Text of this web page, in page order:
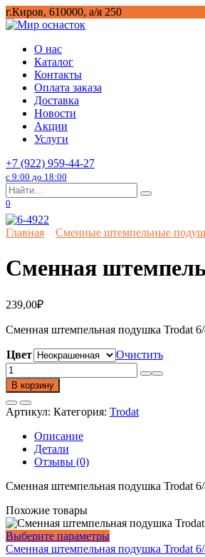
Перейти
к
г.Киров, 610000, а/я 250
О нас
Каталог
Контакты
Оплата заказа
Доставка
Новости
Акции
Услуги
+7 (922) 959-44-27
с 9:00 до 18:00
Search
for:
0
Главная Сменные штемпельные
Сменная
239,00₽
Сменная штемпельная подушка Trodat
Цвет
Очистить
Количество
товара
Сменная
штемпельная
подушка
Trodat
6/4923
В корзину
Артикул: Категория: Trodat
Описание
Детали
Отзывы (0)
Сменная штемпельная подушка Trodat
Похожие товары
Выберите параметрыЭтот
товар
Сменная штемпельная подушка Trodat